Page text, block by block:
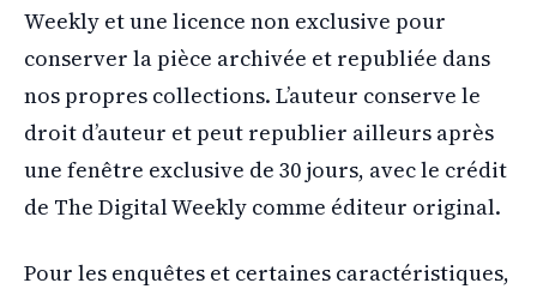
Weekly et une licence non exclusive pour
conserver la pièce archivée et republiée dans
nos propres collections. L’auteur conserve le
droit d’auteur et peut republier ailleurs après
une fenêtre exclusive de 30 jours, avec le crédit
de The Digital Weekly comme éditeur original.
Pour les enquêtes et certaines caractéristiques,